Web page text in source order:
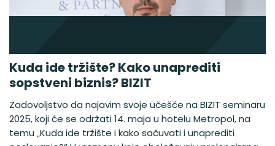
Kuda ide tržište? Kako unaprediti
sopstveni biznis? BIZIT
Zadovoljstvo da najavim svoje učešće na BIZIT seminaru
2025, koji će se održati 14. maja u hotelu Metropol, na
temu „Kuda ide tržište i kako sačuvati i unaprediti